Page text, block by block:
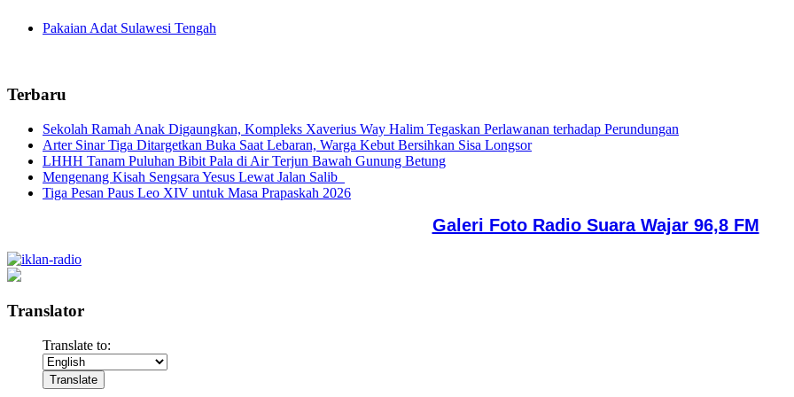
Pakaian Adat Sulawesi Tengah
Terbaru
Sekolah Ramah Anak Digaungkan, Kompleks Xaverius Way Halim Tegaskan Perlawanan terhadap Perundungan
Arter Sinar Tiga Ditargetkan Buka Saat Lebaran, Warga Kebut Bersihkan Sisa Longsor
LHHH Tanam Puluhan Bibit Pala di Air Terjun Bawah Gunung Betung
Mengenang Kisah Sengsara Yesus Lewat Jalan Salib
Tiga Pesan Paus Leo XIV untuk Masa Prapaskah 2026
Galeri Foto Radio Suara Wajar 96,8 FM
Translator
Translate to: